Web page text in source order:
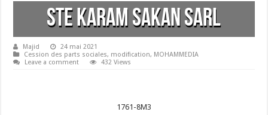
STE KARAM SAKAN SARL
Majid
24 mai 2021
Cession des parts sociales, modification, MOHAMMEDIA
Leave a comment
432 Views
1761-8M3